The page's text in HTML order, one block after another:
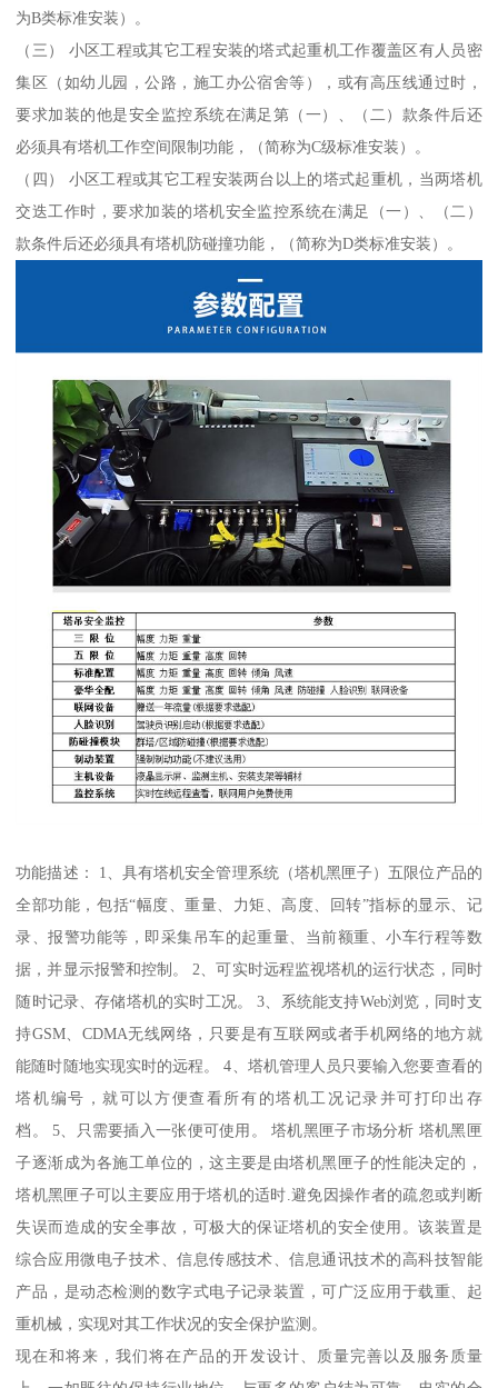
为B类标准安装）。
（三） 小区工程或其它工程安装的塔式起重机工作覆盖区有人员密
集区（如幼儿园，公路，施工办公宿舍等），或有高压线通过时，
要求加装的他是安全监控系统在满足第（一）、（二）款条件后还
必须具有塔机工作空间限制功能，（简称为C级标准安装）。
（四） 小区工程或其它工程安装两台以上的塔式起重机，当两塔机
交迭工作时，要求加装的塔机安全监控系统在满足（一）、（二）
款条件后还必须具有塔机防碰撞功能，（简称为D类标准安装）。
功能描述： 1、具有塔机安全管理系统（塔机黑匣子）五限位产品的
全部功能，包括“幅度、重量、力矩、高度、回转”指标的显示、记
录、报警功能等，即采集吊车的起重量、当前额重、小车行程等数
据，并显示报警和控制。 2、可实时远程监视塔机的运行状态，同时
随时记录、存储塔机的实时工况。 3、系统能支持Web浏览，同时支
持GSM、CDMA无线网络，只要是有互联网或者手机网络的地方就
能随时随地实现实时的远程。 4、塔机管理人员只要输入您要查看的
塔机编号，就可以方便查看所有的塔机工况记录并可打印出存
档。 5、只需要插入一张便可使用。 塔机黑匣子市场分析 塔机黑匣
子逐渐成为各施工单位的，这主要是由塔机黑匣子的性能决定的，
塔机黑匣子可以主要应用于塔机的适时.避免因操作者的疏忽或判断
失误而造成的安全事故，可极大的保证塔机的安全使用。该装置是
综合应用微电子技术、信息传感技术、信息通讯技术的高科技智能
产品，是动态检测的数字式电子记录装置，可广泛应用于载重、起
重机械，实现对其工作状况的安全保护监测。
现在和将来，我们将在产品的开发设计、质量完善以及服务质量